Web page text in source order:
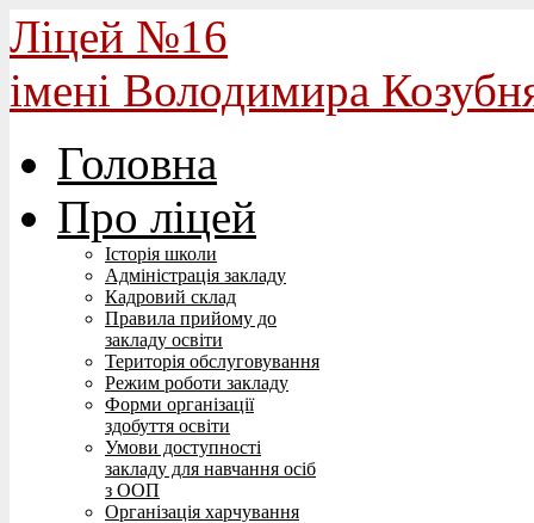
Ліцей №16
імені Володимира
Головна
Про ліцей
Історія школи
Адміністрація закладу
Кадровий склад
Правила прийому до
закладу освіти
Територія обслуговування
Режим роботи закладу
Форми організації
здобуття освіти
Умови доступності
закладу для навчання осіб
з ООП
Організація харчування